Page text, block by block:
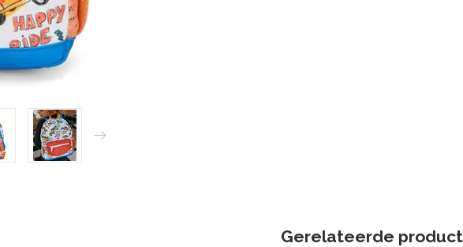
Gerelateerde